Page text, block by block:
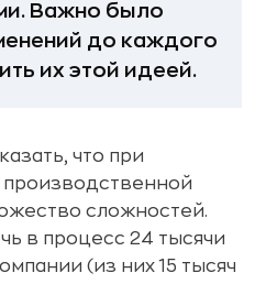
Важно было
до каждого
их этой идеей.
что при
сложностей.
в процесс 24 тысячи
(из них 15 тысяч